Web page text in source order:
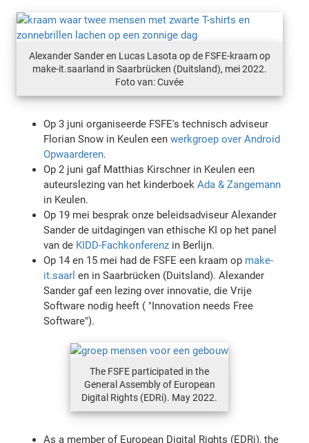
Alexander Sander en Lucas Lasota op de FSFE-kraam op
make-it.saarland in Saarbrücken (Duitsland), mei 2022.
Foto van: Cuvée
Op 3 juni organiseerde FSFE's technisch adviseur
Florian Snow in Keulen eenwerkgroep over Android
Opwaarderen.
Op 2 juni gaf Matthias Kirschner in Keulen een
auteurslezing van het kinderboekAda & Zangemann
in Keulen.
Op 19 mei besprak onze beleidsadviseur Alexander
Sander de uitdagingen van ethische KI op het panel
van de KIDD-Fachkonferenz in Berlijn.
Op 14 en 15 mei had de FSFE een kraam op make-
it.saarl en in Saarbrücken (Duitsland). Alexander
Sander gaf een lezing over innovatie, die Vrije
Software nodig heeft ( "Innovation needs Free
Software").
The FSFE participated in the
General Assembly of European
Digital Rights (EDRi). May 2022.
As a member of European Digital Rights (EDRi), the